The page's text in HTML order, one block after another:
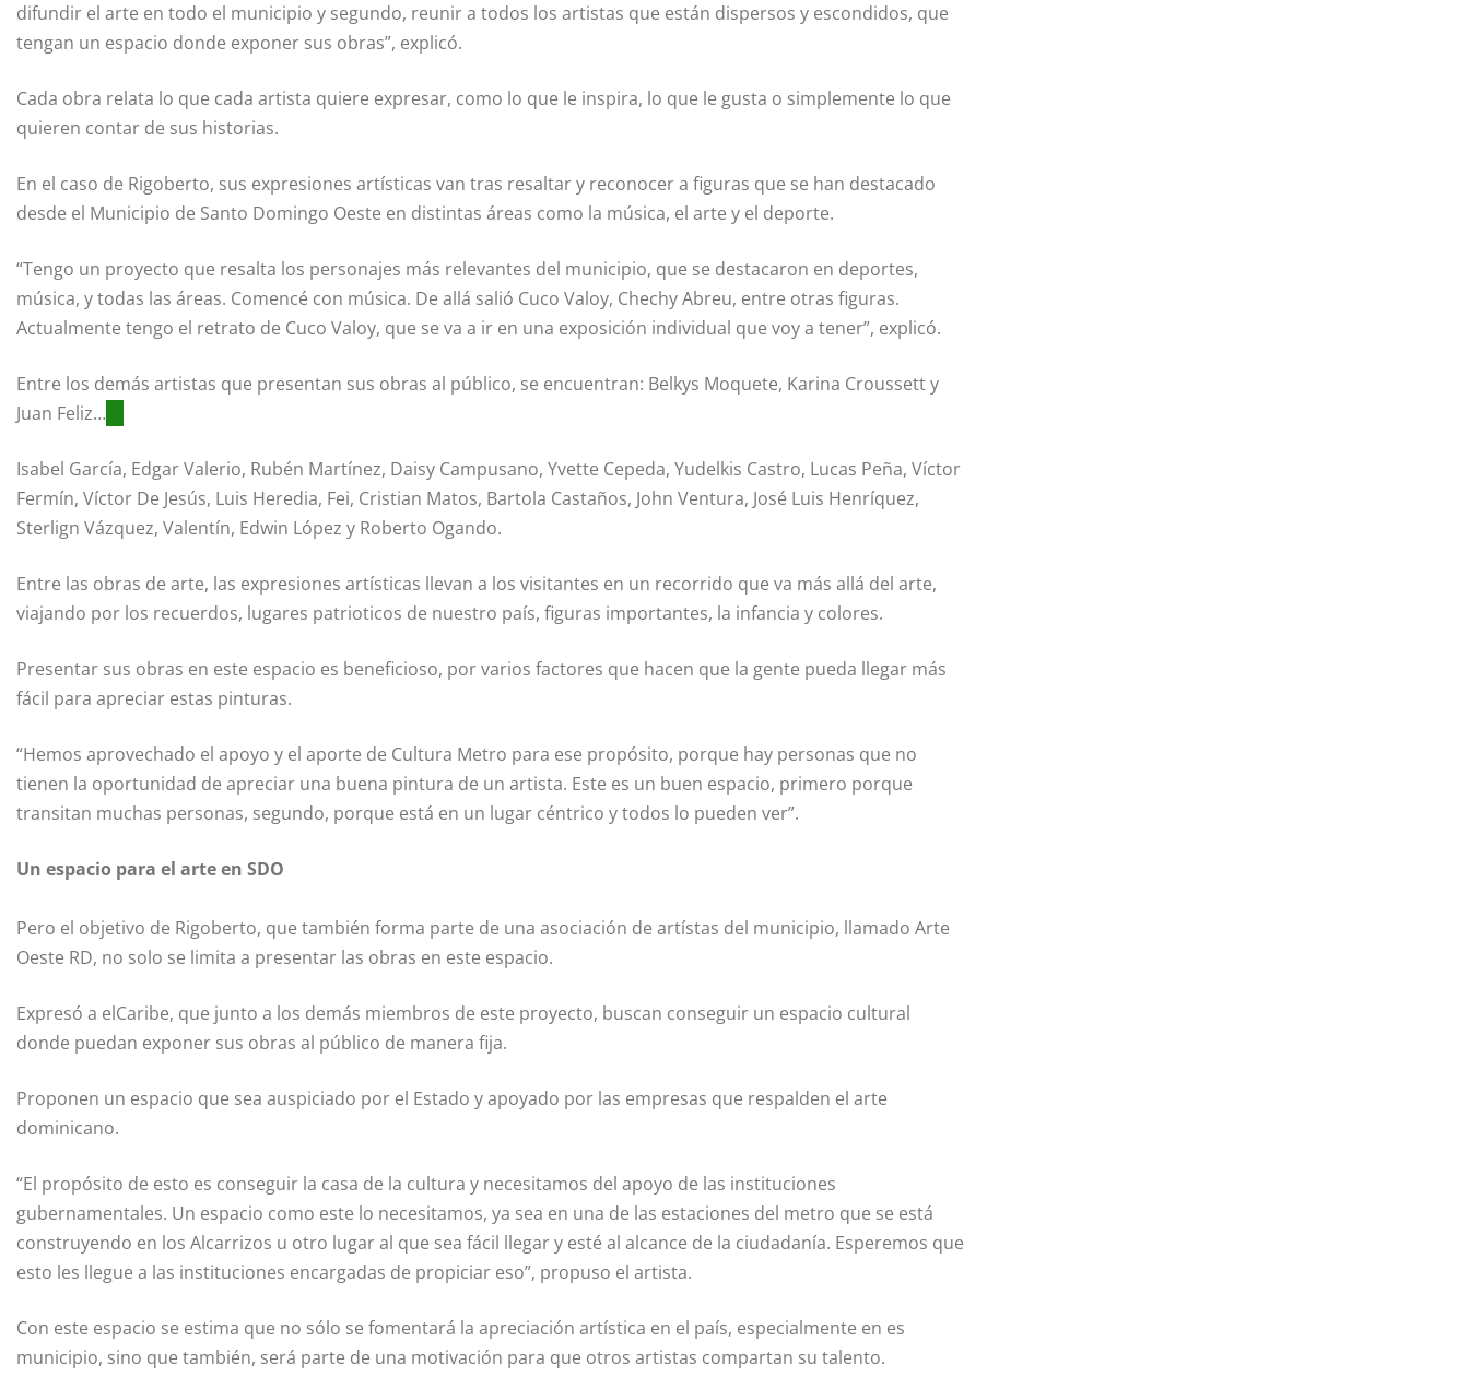
difundir el arte en todo el municipio y segundo, reunir a todos los artistas que están dispersos y escondidos, que
tengan un espacio donde exponer sus obras”, explicó.
Cada obra relata lo que cada artista quiere expresar, como lo que le inspira, lo que le gusta o simplemente lo que
quieren contar de sus historias.
En el caso de Rigoberto, sus expresiones artísticas van tras resaltar y reconocer a figuras que se han destacado
desde el Municipio de Santo Domingo Oeste en distintas áreas como la música, el arte y el deporte.
“Tengo un proyecto que resalta los personajes más relevantes del municipio, que se destacaron en deportes,
música, y todas las áreas. Comencé con música. De allá salió Cuco Valoy, Chechy Abreu, entre otras figuras.
Actualmente tengo el retrato de Cuco Valoy, que se va a ir en una exposición individual que voy a tener”, explicó.
Entre los demás artistas que presentan sus obras al público, se encuentran: Belkys Moquete, Karina Croussett y
Juan Feliz…
Isabel García, Edgar Valerio, Rubén Martínez, Daisy Campusano, Yvette Cepeda, Yudelkis Castro, Lucas Peña, Víctor
Fermín, Víctor De Jesús, Luis Heredia, Fei, Cristian Matos, Bartola Castaños, John Ventura, José Luis Henríquez,
Sterlign Vázquez, Valentín, Edwin López y Roberto Ogando.
Entre las obras de arte, las expresiones artísticas llevan a los visitantes en un recorrido que va más allá del arte,
viajando por los recuerdos, lugares patrioticos de nuestro país, figuras importantes, la infancia y colores.
Presentar sus obras en este espacio es beneficioso, por varios factores que hacen que la gente pueda llegar más
fácil para apreciar estas pinturas.
“Hemos aprovechado el apoyo y el aporte de Cultura Metro para ese propósito, porque hay personas que no
tienen la oportunidad de apreciar una buena pintura de un artista. Este es un buen espacio, primero porque
transitan muchas personas, segundo, porque está en un lugar céntrico y todos lo pueden ver”.
Un espacio para el arte en SDO
Pero el objetivo de Rigoberto, que también forma parte de una asociación de artístas del municipio, llamado Arte
Oeste RD, no solo se limita a presentar las obras en este espacio.
Expresó a elCaribe, que junto a los demás miembros de este proyecto, buscan conseguir un espacio cultural
donde puedan exponer sus obras al público de manera fija.
Proponen un espacio que sea auspiciado por el Estado y apoyado por las empresas que respalden el arte
dominicano.
“El propósito de esto es conseguir la casa de la cultura y necesitamos del apoyo de las instituciones
gubernamentales. Un espacio como este lo necesitamos, ya sea en una de las estaciones del metro que se está
construyendo en los Alcarrizos u otro lugar al que sea fácil llegar y esté al alcance de la ciudadanía. Esperemos que
esto les llegue a las instituciones encargadas de propiciar eso”, propuso el artista.
Con este espacio se estima que no sólo se fomentará la apreciación artística en el país, especialmente en es
municipio, sino que también, será parte de una motivación para que otros artistas compartan su talento.